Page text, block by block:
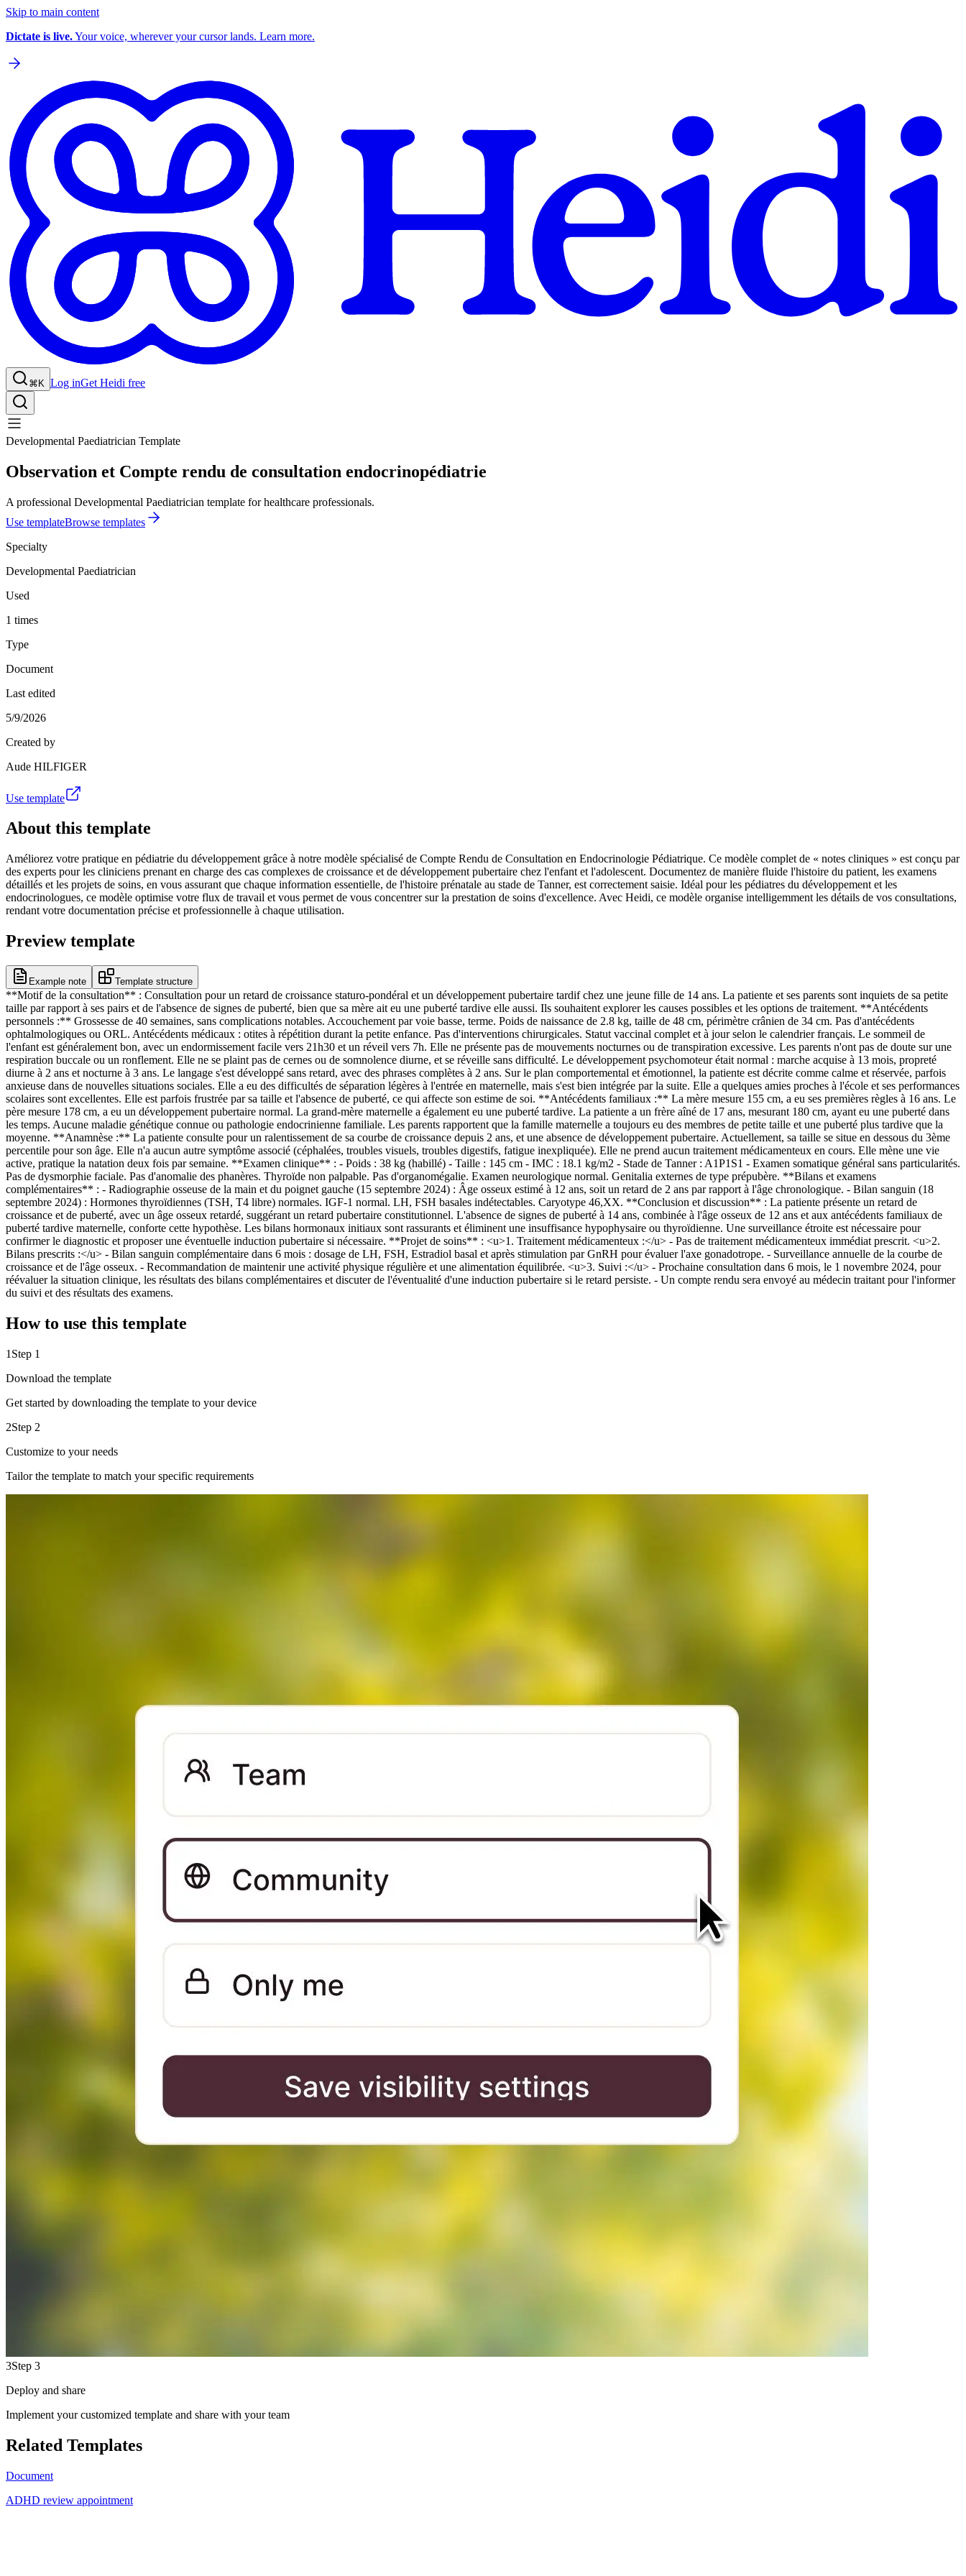
Skip to main content
Dictate is live.Your voice, wherever your cursor lands. Learn more.
⌘K Log inGet Heidi free
Developmental Paediatrician Template
Observation et Compte rendu de consultation endocrinopédiatrie
A professional Developmental Paediatrician template for healthcare professionals.
Use templateBrowse templates
Specialty
Developmental Paediatrician
Used
1 times
Type
Document
Last edited
5/9/2026
Created by
Aude HILFIGER
Use template
About this template
Améliorez votre pratique en pédiatrie du développement grâce à notre modèle spécialisé de Compte Rendu de Consultation en Endocrinologie Pédiatrique. Ce modèle complet de « notes cliniques » est conçu par
des experts pour les cliniciens prenant en charge des cas complexes de croissance et de développement pubertaire chez l'enfant et l'adolescent. Documentez de manière fluide l'histoire du patient, les examens
détaillés et les projets de soins, en vous assurant que chaque information essentielle, de l'histoire prénatale au stade de Tanner, est correctement saisie. Idéal pour les pédiatres du développement et les
endocrinologues, ce modèle optimise votre flux de travail et vous permet de vous concentrer sur la prestation de soins d'excellence. Avec Heidi, ce modèle organise intelligemment les détails de vos consultations,
rendant votre documentation précise et professionnelle à chaque utilisation.
Preview template
Example note Template structure
**Motif de la consultation** : Consultation pour un retard de croissance staturo-pondéral et un développement pubertaire tardif chez une jeune fille de 14 ans. La patiente et ses parents sont inquiets de sa petite
taille par rapport à ses pairs et de l'absence de signes de puberté, bien que sa mère ait eu une puberté tardive elle aussi. Ils souhaitent explorer les causes possibles et les options de traitement. **Antécédents
personnels :** Grossesse de 40 semaines, sans complications notables. Accouchement par voie basse, terme. Poids de naissance de 2.8 kg, taille de 48 cm, périmètre crânien de 34 cm. Pas d'antécédents
ophtalmologiques ou ORL. Antécédents médicaux : otites à répétition durant la petite enfance. Pas d'interventions chirurgicales. Statut vaccinal complet et à jour selon le calendrier français. Le sommeil de
l'enfant est généralement bon, avec un endormissement facile vers 21h30 et un réveil vers 7h. Elle ne présente pas de mouvements nocturnes ou de transpiration excessive. Les parents n'ont pas de doute sur une
respiration buccale ou un ronflement. Elle ne se plaint pas de cernes ou de somnolence diurne, et se réveille sans difficulté. Le développement psychomoteur était normal : marche acquise à 13 mois, propreté
diurne à 2 ans et nocturne à 3 ans. Le langage s'est développé sans retard, avec des phrases complètes à 2 ans. Sur le plan comportemental et émotionnel, la patiente est décrite comme calme et réservée, parfois
anxieuse dans de nouvelles situations sociales. Elle a eu des difficultés de séparation légères à l'entrée en maternelle, mais s'est bien intégrée par la suite. Elle a quelques amies proches à l'école et ses performances
scolaires sont excellentes. Elle est parfois frustrée par sa taille et l'absence de puberté, ce qui affecte son estime de soi. **Antécédents familiaux :** La mère mesure 155 cm, a eu ses premières règles à 16 ans. Le
père mesure 178 cm, a eu un développement pubertaire normal. La grand-mère maternelle a également eu une puberté tardive. La patiente a un frère aîné de 17 ans, mesurant 180 cm, ayant eu une puberté dans
les temps. Aucune maladie génétique connue ou pathologie endocrinienne familiale. Les parents rapportent que la famille maternelle a toujours eu des membres de petite taille et une puberté plus tardive que la
moyenne. **Anamnèse :** La patiente consulte pour un ralentissement de sa courbe de croissance depuis 2 ans, et une absence de développement pubertaire. Actuellement, sa taille se situe en dessous du 3ème
percentile pour son âge. Elle n'a aucun autre symptôme associé (céphalées, troubles visuels, troubles digestifs, fatigue inexpliquée). Elle ne prend aucun traitement médicamenteux en cours. Elle mène une vie
active, pratique la natation deux fois par semaine. **Examen clinique** : - Poids : 38 kg (habillé) - Taille : 145 cm - IMC : 18.1 kg/m2 - Stade de Tanner : A1P1S1 - Examen somatique général sans particularités.
Pas de dysmorphie faciale. Pas d'anomalie des phanères. Thyroïde non palpable. Pas d'organomégalie. Examen neurologique normal. Genitalia externes de type prépubère. **Bilans et examens
complémentaires** : - Radiographie osseuse de la main et du poignet gauche (15 septembre 2024) : Âge osseux estimé à 12 ans, soit un retard de 2 ans par rapport à l'âge chronologique. - Bilan sanguin (18
septembre 2024) : Hormones thyroïdiennes (TSH, T4 libre) normales. IGF-1 normal. LH, FSH basales indétectables. Caryotype 46,XX. **Conclusion et discussion** : La patiente présente un retard de
croissance et de puberté, avec un âge osseux retardé, suggérant un retard pubertaire constitutionnel. L'absence de signes de puberté à 14 ans, combinée à l'âge osseux de 12 ans et aux antécédents familiaux de
puberté tardive maternelle, conforte cette hypothèse. Les bilans hormonaux initiaux sont rassurants et éliminent une insuffisance hypophysaire ou thyroïdienne. Une surveillance étroite est nécessaire pour
confirmer le diagnostic et proposer une éventuelle induction pubertaire si nécessaire. **Projet de soins** : <u>1. Traitement médicamenteux :</u> - Pas de traitement médicamenteux immédiat prescrit. <u>2.
Bilans prescrits :</u> - Bilan sanguin complémentaire dans 6 mois : dosage de LH, FSH, Estradiol basal et après stimulation par GnRH pour évaluer l'axe gonadotrope. - Surveillance annuelle de la courbe de
croissance et de l'âge osseux. - Recommandation de maintenir une activité physique régulière et une alimentation équilibrée. <u>3. Suivi :</u> - Prochaine consultation dans 6 mois, le 1 novembre 2024, pour
réévaluer la situation clinique, les résultats des bilans complémentaires et discuter de l'éventualité d'une induction pubertaire si le retard persiste. - Un compte rendu sera envoyé au médecin traitant pour l'informer
du suivi et des résultats des examens.
How to use this template
1 Step 1
Download the template
Get started by downloading the template to your device
2Step 2
Customize to your needs
Tailor the template to match your specific requirements
3Step 3
Deploy and share
Implement your customized template and share with your team
Related Templates
Document
ADHD review appointment